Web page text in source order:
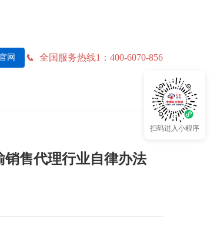
扫码进入小程序
网 全国服务热线1：400-6070-856
售代理行业自律办法